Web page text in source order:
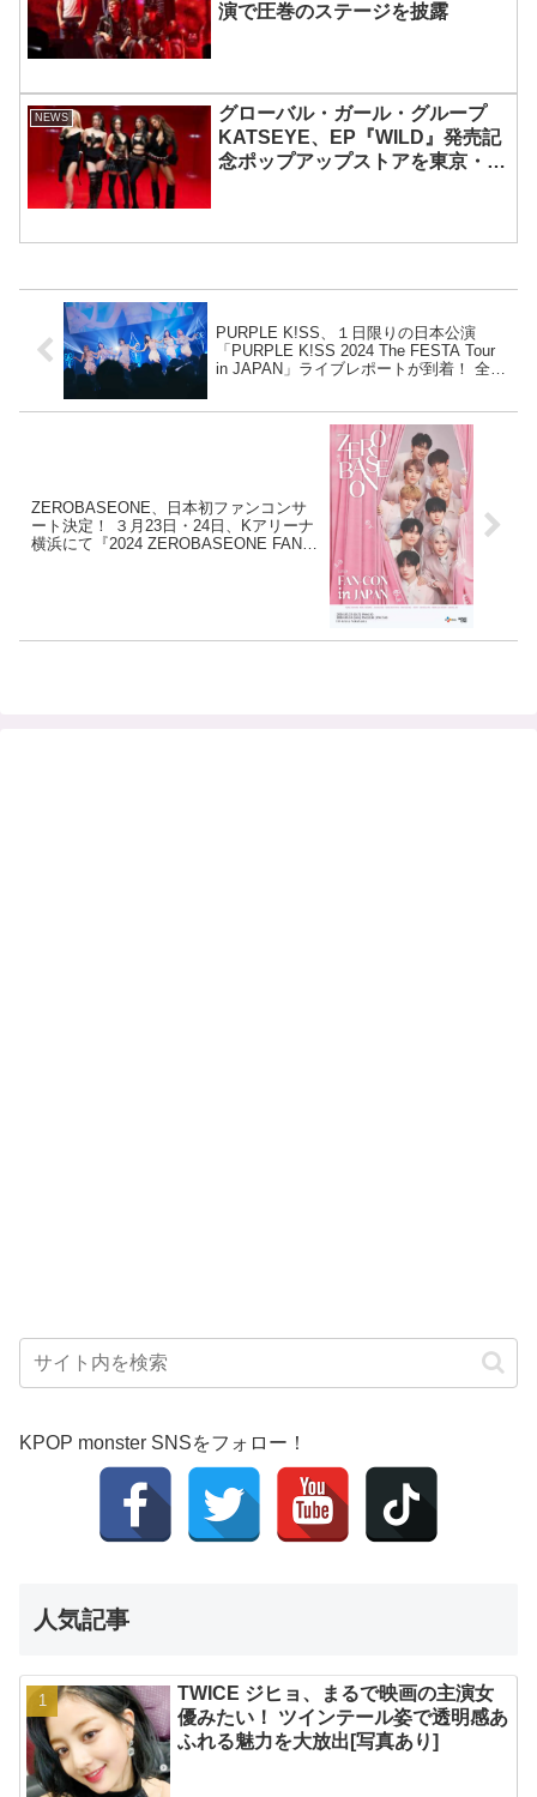
演で圧巻のステージを披露
NEWS
グローバル・ガール・グループ
KATSEYE、EP『WILD』発売記
念ポップアップストアを東京・原
PURPLE K!SS、１日限りの日本公演
「PURPLE K!SS 2024 The FESTA Tour
in JAPAN」ライブレポートが到着！ 全米
ZEROBASEONE、日本初ファンコンサ
ート決定！ ３月23日・24日、Kアリーナ
横浜にて『2024 ZEROBASEONE FAN-
KPOP monster SNSをフォロー！
人気記事
TWICE ジヒョ、まるで映画の主演女
優みたい！ ツインテール姿で透明感あ
ふれる魅力を大放出[写真あり]